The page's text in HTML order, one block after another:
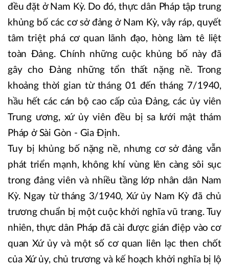
đều đặt ở Nam Kỳ. Do đó, thực dân Pháp tập trung
khủng bố các cơ sở đảng ở Nam Kỳ, vây ráp, quyết
tâm triệt phá cơ quan lãnh đạo, hòng làm tê liệt
toàn Đảng. Chính những cuộc khủng bố này đã
gây cho Đảng những tổn thất nặng nề. Trong
khoảng thời gian từ tháng 01 đến tháng 7/1940,
hầu hết các cán bộ cao cấp của Đảng, các ủy viên
Trung ương, xứ ủy viên đều bị sa lưới mật thám
Pháp ở Sài Gòn - Gia Định.
Tuy bị khủng bố nặng nề, nhưng cơ sở đảng vẫn
phát triển mạnh, không khí vùng lên càng sôi sục
trong đảng viên và nhiều tầng lớp nhân dân Nam
Kỳ. Ngay từ tháng 3/1940, Xứ ủy Nam Kỳ đã chủ
trương chuẩn bị một cuộc khởi nghĩa vũ trang. Tuy
nhiên, thực dân Pháp đã cài được gián điệp vào cơ
quan Xứ ủy và một số cơ quan liên lạc then chốt
của Xứ ủy, chủ trương và kế hoạch khởi nghĩa bị lộ